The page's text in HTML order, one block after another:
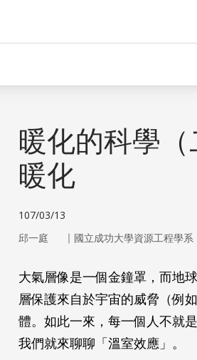
暖化的科學
暖化
107/03/13
邱一庭 ｜ 國立成功大學資源工程學系
大氣層像是一個金鐘罩，而地
層保護來自於宇宙的威脅（例
體。如此一來，每一個人不就
我們就來聊聊「溫室效應」。